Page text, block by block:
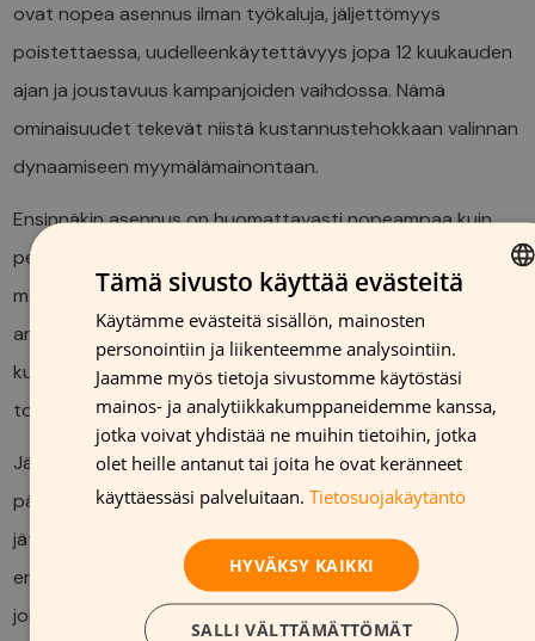
ovat nopea asennus ilman työkaluja, jäljettömyys
poistettaessa, uudelleenkäytettävyys jopa 12 kuukauden
ajan ja joustavuus kampanjoiden vaihdossa. Nämä
ominaisuudet tekevät niistä kustannustehokkaan valinnan
dynaamiseen myymälämainontaan.
Ensinnäkin asennus on huomattavasti nopeampaa kuin
perinteisillä materiaaleilla. Henkilökunta voi vaihtaa
mainoksia minuuteissa ilman erikoistyökaluja tai
ammattimaista apua. Tämä säästää sekä aikaa että
kustannuksia, erityisesti usein vaihtuvia kampanjoita
toteuttaessa.
Jäljettömyys on toinen merkittävä etu. Kun kampanja
päättyy, materiaalit voidaan poistaa ilman, että ne
jättävät liimajäämiä tai vahingoittavat pintoja. Tämä on
erityisen arvokasta vuokratiloissa tai arvokkaille pinnoille,
joiden ulkonäkö halutaan säilyttää.
ENGLISH
Tämä sivusto käyttää evästeitä
Käytämme evästeitä sisällön, mainosten
personointiin ja liikenteemme analysointiin.
Jaamme myös tietoja sivustomme käytöstäsi
mainos- ja analytiikkakumppaneidemme kanssa,
jotka voivat yhdistää ne muihin tietoihin, jotka
olet heille antanut tai joita he ovat keränneet
käyttäessäsi palveluitaan. Tietosuojakäytäntö
HYVÄKSY KAIKKI
SALLI VÄLTTÄMÄTTÖMÄT